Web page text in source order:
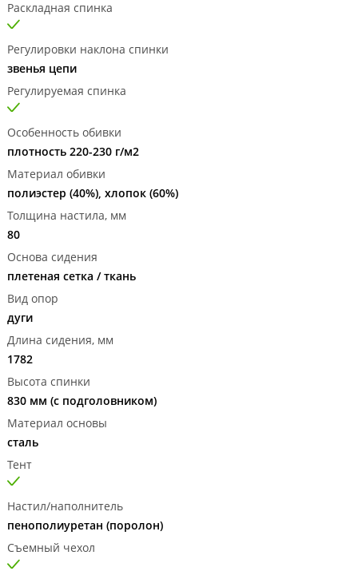
Раскладная спинка
Регулировки наклона спинки
звенья цепи
Регулируемая спинка
Особенность обивки
плотность 220-230 г/м2
Материал обивки
полиэстер (40%), хлопок (60%)
Толщина настила, мм
80
Основа сидения
плетеная сетка / ткань
Вид опор
дуги
Длина сидения, мм
1782
Высота спинки
830 мм (с подголовником)
Материал основы
сталь
Тент
Настил/наполнитель
пенополиуретан (поролон)
Съемный чехол